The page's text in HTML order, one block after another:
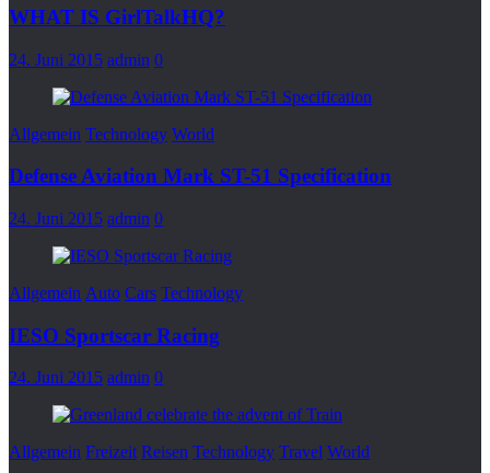
WHAT IS GirlTalkHQ?
24. Juni 2015 admin 0
Allgemein Technology World
Defense Aviation Mark ST-51 Specification
24. Juni 2015 admin 0
Allgemein Auto Cars Technology
IESO Sportscar Racing
24. Juni 2015 admin 0
Allgemein Freizeit Reisen Technology Travel World